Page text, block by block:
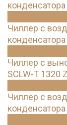
Чиллер с
Чиллер с
SCLW-T 1320 Z
Чиллер с